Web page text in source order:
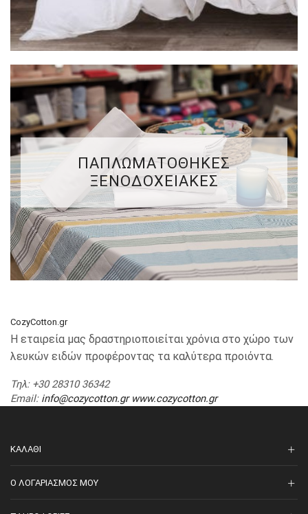
ΠΑΠΛΩΜΑΤΟΘΗΚΕΣ
ΞΕΝΟΔΟΧΕΙΑΚΕΣ
CozyCotton.gr
Η εταιρεία μας δραστηριοποιείται χρόνια στο χώρο των
λευκών ειδών προφέροντας τα καλύτερα προιόντα.
Τηλ: +30 28310 36342
Email: info@cozycotton.gr www.cozycotton.gr
ΚΑΛΆΘΙ
O ΛΟΓΑΡΙΑΣΜΌΣ ΜΟΥ